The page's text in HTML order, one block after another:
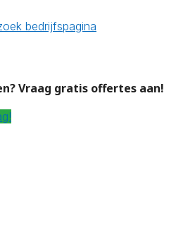
bedrijfspagina
Vraag gratis offertes aan!